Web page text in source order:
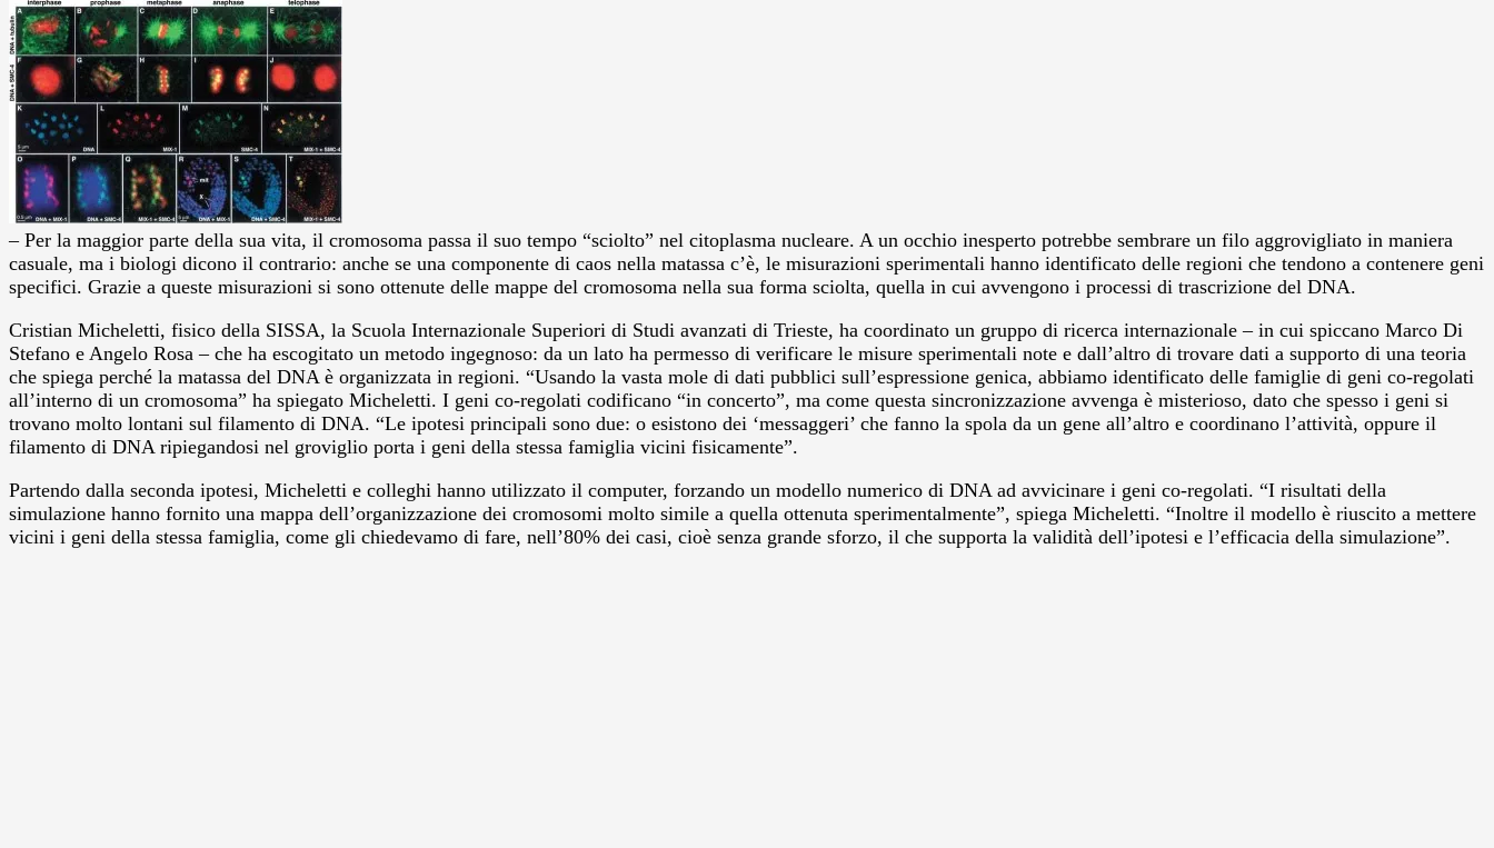
– Per la maggior parte della sua vita, il cromosoma passa il suo tempo “sciolto” nel citoplasma nucleare. A un occhio inesperto potrebbe sembrare un filo aggrovigliato in maniera
casuale, ma i biologi dicono il contrario: anche se una componente di caos nella matassa c’è, le misurazioni sperimentali hanno identificato delle regioni che tendono a contenere geni
specifici. Grazie a queste misurazioni si sono ottenute delle mappe del cromosoma nella sua forma sciolta, quella in cui avvengono i processi di trascrizione del DNA.
Cristian Micheletti, fisico della SISSA, la Scuola Internazionale Superiori di Studi avanzati di Trieste, ha coordinato un gruppo di ricerca internazionale – in cui spiccano Marco Di
Stefano e Angelo Rosa – che ha escogitato un metodo ingegnoso: da un lato ha permesso di verificare le misure sperimentali note e dall’altro di trovare dati a supporto di una teoria
che spiega perché la matassa del DNA è organizzata in regioni. “Usando la vasta mole di dati pubblici sull’espressione genica, abbiamo identificato delle famiglie di geni co-regolati
all’interno di un cromosoma” ha spiegato Micheletti. I geni co-regolati codificano “in concerto”, ma come questa sincronizzazione avvenga è misterioso, dato che spesso i geni si
trovano molto lontani sul filamento di DNA. “Le ipotesi principali sono due: o esistono dei ‘messaggeri’ che fanno la spola da un gene all’altro e coordinano l’attività, oppure il
filamento di DNA ripiegandosi nel groviglio porta i geni della stessa famiglia vicini fisicamente”.
Partendo dalla seconda ipotesi, Micheletti e colleghi hanno utilizzato il computer, forzando un modello numerico di DNA ad avvicinare i geni co-regolati. “I risultati della
simulazione hanno fornito una mappa dell’organizzazione dei cromosomi molto simile a quella ottenuta sperimentalmente”, spiega Micheletti. “Inoltre il modello è riuscito a mettere
vicini i geni della stessa famiglia, come gli chiedevamo di fare, nell’80% dei casi, cioè senza grande sforzo, il che supporta la validità dell’ipotesi e l’efficacia della simulazione”.